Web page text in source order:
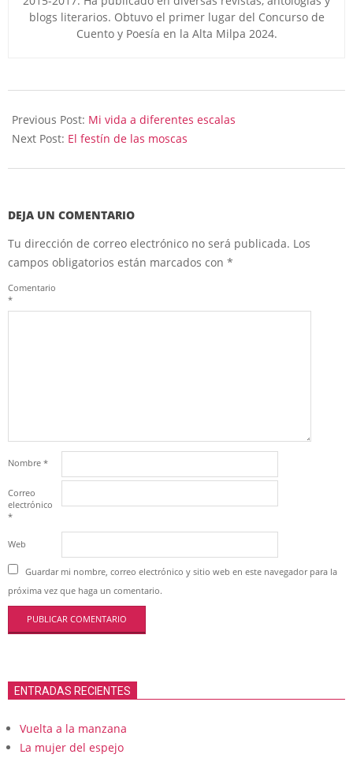
blogs literarios. Obtuvo el primer lugar del Concurso de
Cuento y Poesía en la Alta Milpa 2024.
10-
04
Previous Post: Mi vida a diferentes escalas
Next Post: El festín de las moscas
DEJA UN COMENTARIO
Tu dirección de correo electrónico no será publicada. Los
campos obligatorios están marcados con *
Comentario
*
Nombre *
Correo
electrónico
*
Web
Guardar mi nombre, correo electrónico y sitio web en este navegador para la
próxima vez que haga un comentario.
ENTRADAS RECIENTES
Vuelta a la manzana
La mujer del espejo